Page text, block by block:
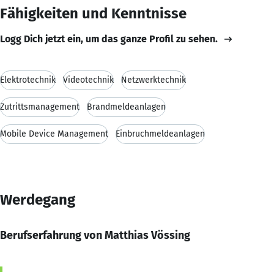
Fähigkeiten und Kenntnisse
Logg Dich jetzt ein, um das ganze Profil zu sehen.
Elektrotechnik Videotechnik Netzwerktechnik
Zutrittsmanagement Brandmeldeanlagen
Mobile Device Management Einbruchmeldeanlagen
Werdegang
Berufserfahrung von Matthias Vössing